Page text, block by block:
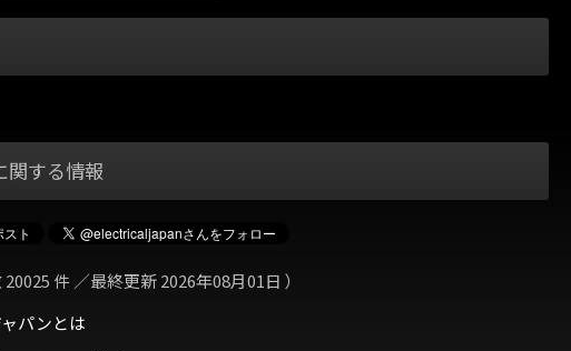
関する情報
20025 件 ／最終更新 2026年08月01日 ）
パンとは